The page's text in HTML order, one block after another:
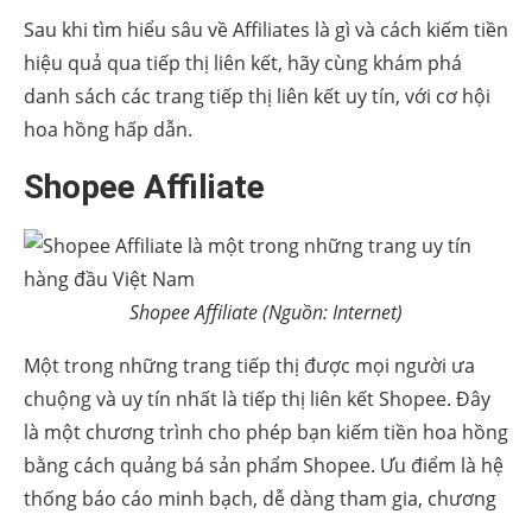
Sau khi tìm hiểu sâu về Affiliates là gì và cách kiếm tiền
hiệu quả qua tiếp thị liên kết, hãy cùng khám phá
danh sách các trang tiếp thị liên kết uy tín, với cơ hội
hoa hồng hấp dẫn.
Shopee Affiliate
Shopee Affiliate (Nguồn: Internet)
Một trong những trang tiếp thị được mọi người ưa
chuộng và uy tín nhất là tiếp thị liên kết Shopee. Đây
là một chương trình cho phép bạn kiếm tiền hoa hồng
bằng cách quảng bá sản phẩm Shopee. Ưu điểm là hệ
thống báo cáo minh bạch, dễ dàng tham gia, chương